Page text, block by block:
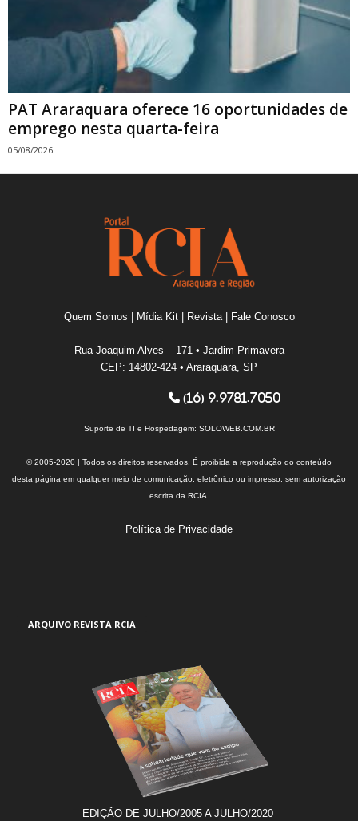
PAT Araraquara oferece 16 oportunidades de
emprego nesta quarta-feira
05/08/2026
Quem Somos Mídia Kit| Revista| Fale Conosco
Rua Joaquim Alves – 171 • Jardim Primavera
CEP: 14802-424 • Araraquara, SP
(16) 9.9781.7050
Suporte de TI e Hospedagem: SOLOWEB.COM.BR
© 2005-2020 | Todos os direitos reservados. É proibida a reprodução do conteúdo
desta página em qualquer meio de comunicação, eletrônico ou impresso, sem autorização
escrita da RCIA.
Política de Privacidade
ARQUIVO REVISTA RCIA
EDIÇÃO DE JULHO/2005 A JULHO/2020